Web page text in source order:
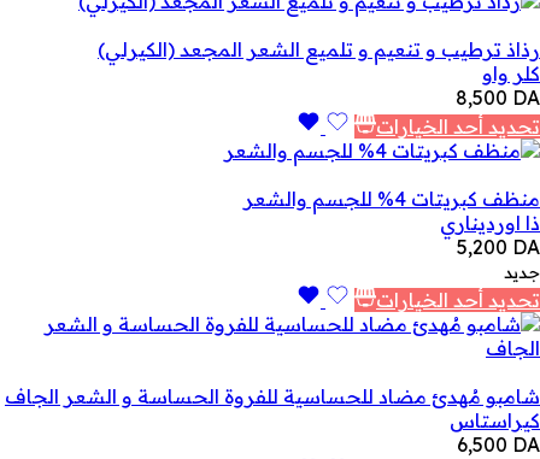
رذاذ ترطيب و تنعيم و تلميع الشعر المجعد (الكيرلي)
كلر واو
8,500 DA
تحديد أحد الخيارات
منظف ​​كبريتات 4% للجسم والشعر
ذا اورديناري
5,200 DA
جديد
تحديد أحد الخيارات
شامبو مُهدئ مضاد للحساسية للفروة الحساسة و الشعر الجاف
كيراستاس
6,500 DA